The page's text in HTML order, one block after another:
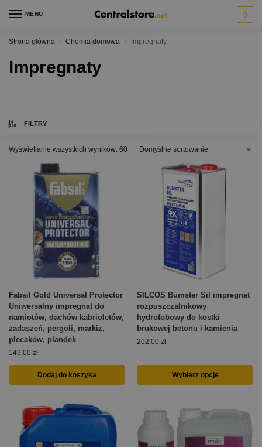
MENU 0
Strona główna / Chemia domowa / Impregnaty
Impregnaty
FILTRY
Wyświetlanie wszystkich wyników: 60
Fabsil Gold Universal Protector
Uniwersalny impregnat do
namiotów, dachów kabrioletów,
zadaszeń, pergoli, markiz,
plecaków, plandek
149,00 zł
Dodaj do koszyka
SILCOS Bumster Sil impregnat
rozpuszczalnikowy
hydrofobowy do kostki
brukowej betonu i kamienia
202,00 zł
Wybierz opcje